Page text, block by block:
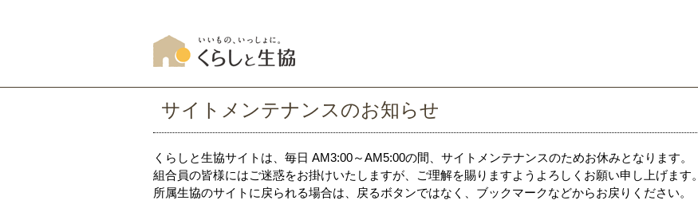
サイトメンテナンスのお知らせ
くらしと生協サイトは、毎日 AM3:00～AM5:00の間、サイトメンテナンスのためお休みとなります。
組合員の皆様にはご迷惑をお掛けいたしますが、ご理解を賜りますようよろしくお願い申し上げます。
所属生協のサイトに戻られる場合は、戻るボタンではなく、ブックマークなどからお戻りください。